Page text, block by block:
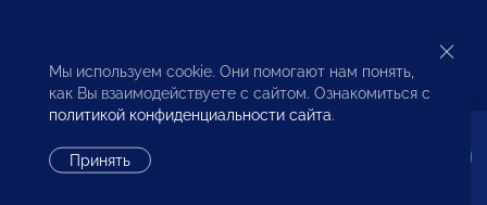
Бюро по защите прав предпринимателей и
инвесторов
Мы используем cookie. Они помогают нам понять,
как Вы взаимодействуете с сайтом. Ознакомиться с
политикой конфиденциальности сайта.
Принять